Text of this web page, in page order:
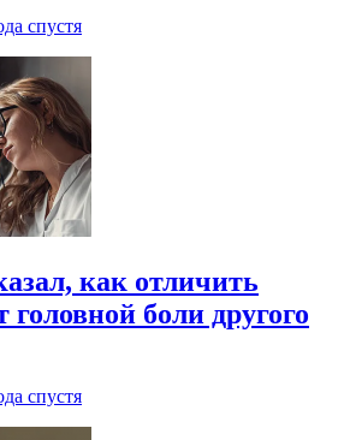
спустя
как отличить
головной боли другого
спустя